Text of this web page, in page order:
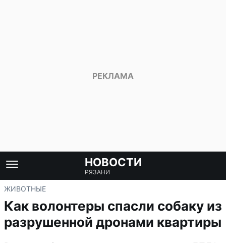
НОВОСТИ
РЯЗАНИ
ЖИВОТНЫЕ
Как волонтеры спасли собаку из
разрушенной дронами квартиры